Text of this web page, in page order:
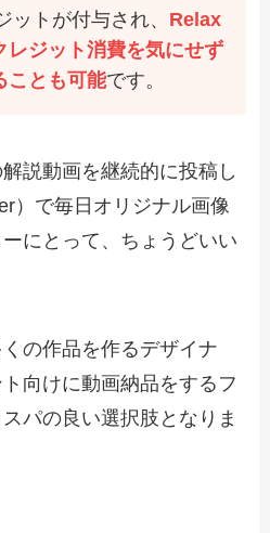
ットが付与され、 Relax
レジット消費を気にせず
ことも可能です。
説動画を継続的に投稿し
）で毎日オリジナル画像
にとって、ちょうどいい
の作品を作るデザイナ
向けに動画納品をするフ
パの良い選択肢となりま